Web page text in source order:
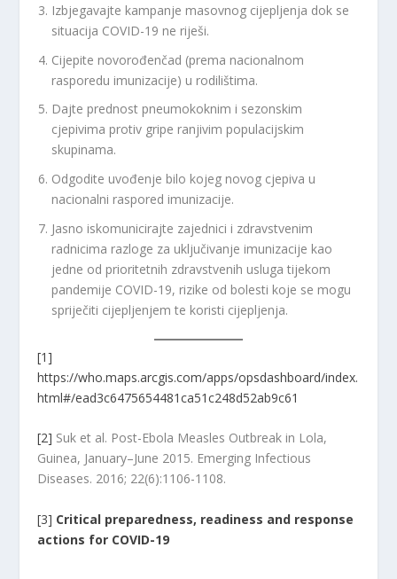
Izbjegavajte kampanje masovnog cijepljenja dok se
situacija COVID-19 ne riješi.
Cijepite novorođenčad (prema nacionalnom
rasporedu imunizacije) u rodilištima.
Dajte prednost pneumokoknim i sezonskim
cjepivima protiv gripe ranjivim populacijskim
skupinama.
Odgodite uvođenje bilo kojeg novog cjepiva u
nacionalni raspored imunizacije.
Jasno iskomunicirajte zajednici i zdravstvenim
radnicima razloge za uključivanje imunizacije kao
jedne od prioritetnih zdravstvenih usluga tijekom
pandemije COVID-19, rizike od bolesti koje se mogu
spriječiti cijepljenjem te koristi cijepljenja.
[1]
https://who.maps.arcgis.com/apps/opsdashboard/index.
html#/ead3c6475654481ca51c248d52ab9c61
[2] Suk et al. Post-Ebola Measles Outbreak in Lola,
Guinea, January–June 2015. Emerging Infectious
Diseases. 2016; 22(6):1106-1108.
[3] Critical preparedness, readiness and response
actions for COVID-19